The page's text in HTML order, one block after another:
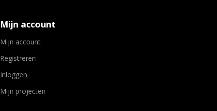
Mijn account
Mijn account
Registreren
Inloggen
Mijn projecten